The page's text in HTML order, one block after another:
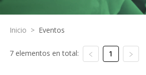
Inicio > Eventos
7 elementos en total: 1